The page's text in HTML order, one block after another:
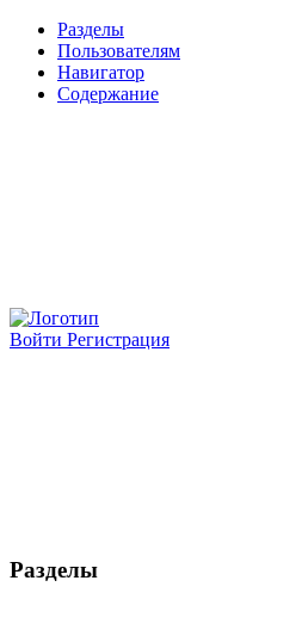
Разделы
Пользователям
Навигатор
Содержание
Войти Регистрация
Разделы